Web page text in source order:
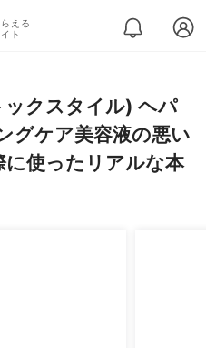
える
ト
クスタイル) ヘパ
グケア美容液の悪い
に使ったリアルな本